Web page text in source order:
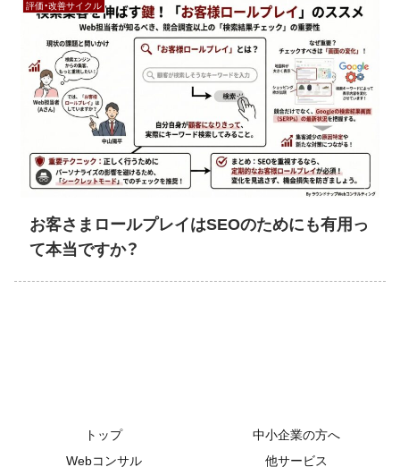
評価・改善サイクル
お客さまロールプレイはSEOのためにも有用っ
て本当ですか？
トップ
中小企業の方へ
Webコンサル
他サービス